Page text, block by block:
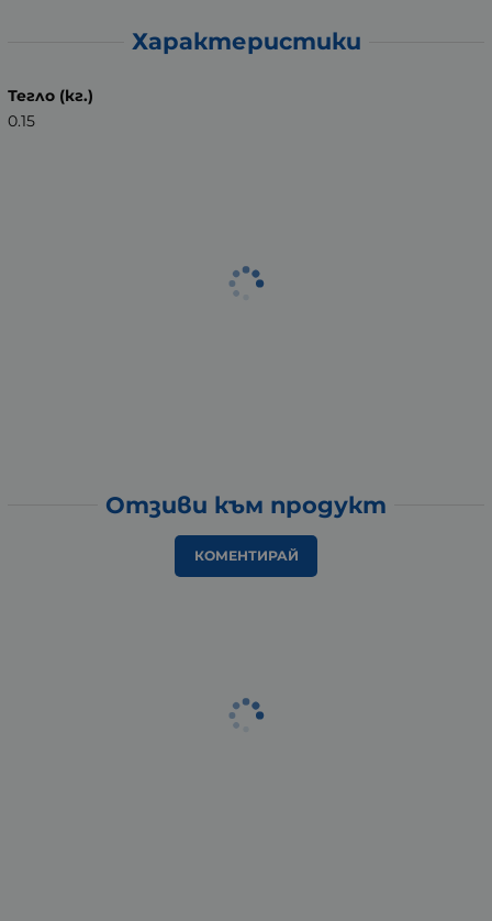
Характеристики
Тегло (кг.)
0.15
Отзиви към продукт
КОМЕНТИРАЙ